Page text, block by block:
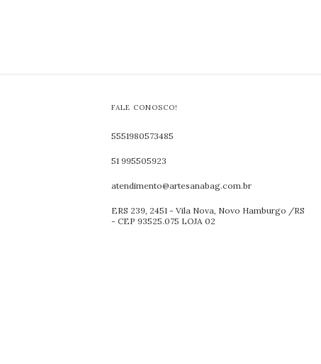
FALE CONOSCO!
5551980573485
51 995505923
atendimento@artesanabag.com.br
ERS 239, 2451 - Vila Nova, Novo Hamburgo /RS
- CEP 93525.075 LOJA 02